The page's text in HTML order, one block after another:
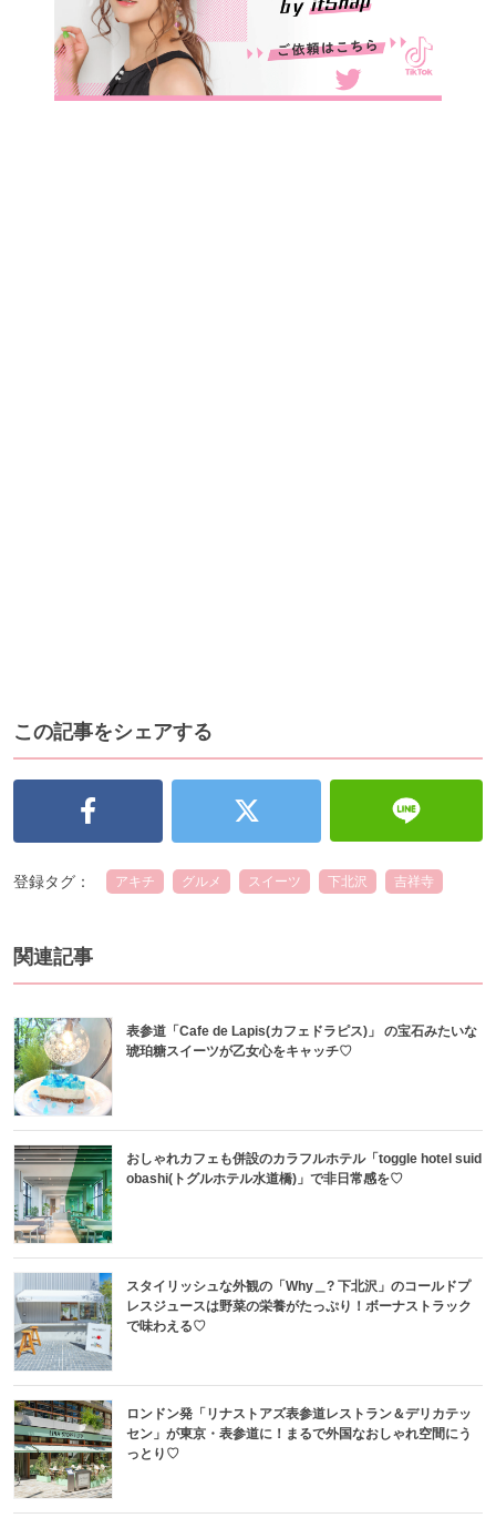
この記事をシェアする
登録タグ： アキチ グルメ スイーツ 下北沢 吉祥寺
関連記事
表参道「Cafe de Lapis(カフェドラピス)」 の宝石みたいな
琥珀糖スイーツが乙女心をキャッチ♡
おしゃれカフェも併設のカラフルホテル「toggle hotel suid
obashi(トグルホテル水道橋)」で非日常感を♡
スタイリッシュな外観の「Why＿? 下北沢」のコールドプ
レスジュースは野菜の栄養がたっぷり！ボーナストラック
で味わえる♡
ロンドン発「リナストアズ表参道レストラン＆デリカテッ
セン」が東京・表参道に！まるで外国なおしゃれ空間にう
っとり♡